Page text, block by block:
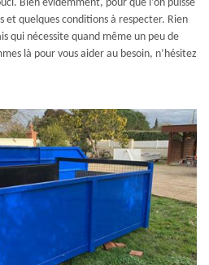
Bien évidemment, pour que l’on puisse
et quelques conditions à respecter. Rien
qui nécessite quand même un peu de
là pour vous aider au besoin, n’hésitez